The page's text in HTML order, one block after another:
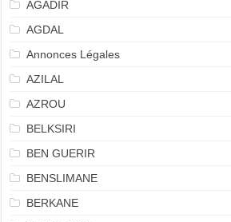
AGADIR
AGDAL
Annonces Légales
AZILAL
AZROU
BELKSIRI
BEN GUERIR
BENSLIMANE
BERKANE